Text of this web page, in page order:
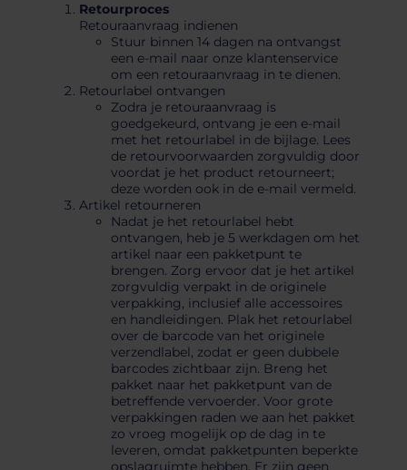
Retourproces
Retouraanvraag indienen
Stuur binnen 14 dagen na ontvangst
een e-mail naar onze klantenservice
om een retouraanvraag in te dienen.
Retourlabel ontvangen
Zodra je retouraanvraag is
goedgekeurd, ontvang je een e-mail
met het retourlabel in de bijlage. Lees
de retourvoorwaarden zorgvuldig door
voordat je het product retourneert;
deze worden ook in de e-mail vermeld.
Artikel retourneren
Nadat je het retourlabel hebt
ontvangen, heb je 5 werkdagen om het
artikel naar een pakketpunt te
brengen. Zorg ervoor dat je het artikel
zorgvuldig verpakt in de originele
verpakking, inclusief alle accessoires
en handleidingen. Plak het retourlabel
over de barcode van het originele
verzendlabel, zodat er geen dubbele
barcodes zichtbaar zijn. Breng het
pakket naar het pakketpunt van de
betreffende vervoerder. Voor grote
verpakkingen raden we aan het pakket
zo vroeg mogelijk op de dag in te
leveren, omdat pakketpunten beperkte
opslagruimte hebben. Er zijn geen